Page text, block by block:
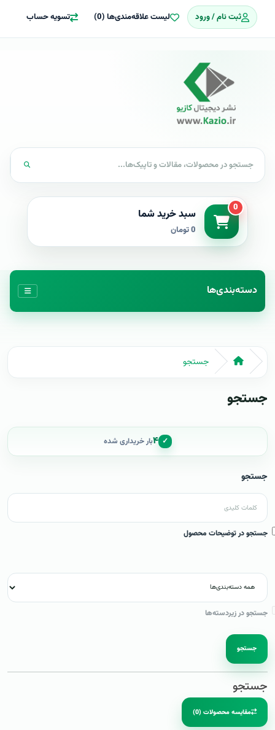
ثبت نام / ورود لیست علاقه‌مندی‌ها (0) تسویه حساب
0 سبد خرید شما
0 تومان
دسته‌بندی‌ها
جستجو
جستجو
✓ ۴بار خریداری شده
جستجو
جستجو در توضیحات محصول
جستجو در زیردسته‌ها
جستجو
جستجو
مقایسه محصولات (0)